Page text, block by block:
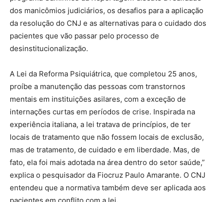
dos manicômios judiciários, os desafios para a aplicação
da resolução do CNJ e as alternativas para o cuidado dos
pacientes que vão passar pelo processo de
desinstitucionalização.
A Lei da Reforma Psiquiátrica, que completou 25 anos,
proíbe a manutenção das pessoas com transtornos
mentais em instituições asilares, com a exceção de
internações curtas em períodos de crise. Inspirada na
experiência italiana, a lei tratava de princípios, de ter
locais de tratamento que não fossem locais de exclusão,
mas de tratamento, de cuidado e em liberdade. Mas, de
fato, ela foi mais adotada na área dentro do setor saúde,”
explica o pesquisador da Fiocruz Paulo Amarante. O CNJ
entendeu que a normativa também deve ser aplicada aos
pacientes em conflito com a lei.